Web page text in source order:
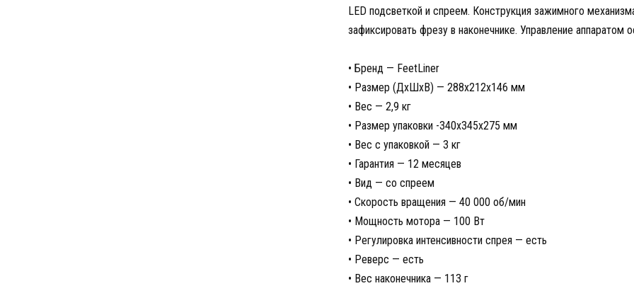
LED подсветкой и спреем. Конструкция зажимного
зафиксировать фрезу в наконечнике. Управление
• Бренд — FeetLiner
• Размер (ДхШхВ) — 288x212x146 мм
• Вес — 2,9 кг
• Размер упаковки -340x345x275 мм
• Вес с упаковкой — 3 кг
• Гарантия — 12 месяцев
• Вид — со спреем
• Скорость вращения — 40 000 об/мин
• Мощность мотора — 100 Вт
• Регулировка интенсивности спрея — есть
• Реверс — есть
• Вес наконечника — 113 г